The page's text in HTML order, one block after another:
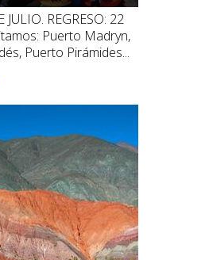
JULIO. REGRESO: 22
Puerto Madryn,
Puerto Pirámides...